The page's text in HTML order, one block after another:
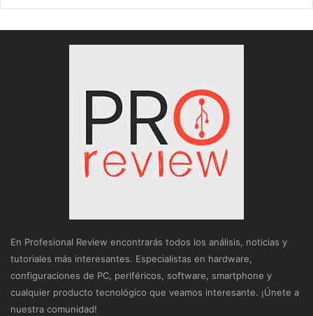
En Profesional Review encontrarás todos los análisis, noticias y
tutoriales más interesantes. Especialistas en hardware,
configuraciones de PC, periféricos, software, smartphone y
cualquier producto tecnológico que veamos interesante. ¡Únete a
nuestra comunidad!